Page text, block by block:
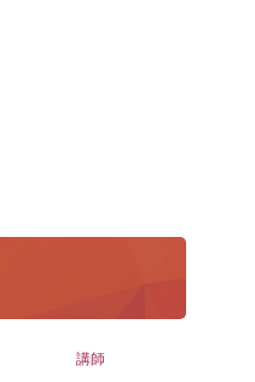
講師